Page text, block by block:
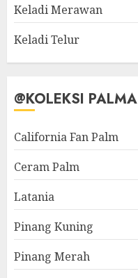
Keladi Merawan
Keladi Telur
@KOLEKSI PALMA
California Fan Palm
Ceram Palm
Latania
Pinang Kuning
Pinang Merah